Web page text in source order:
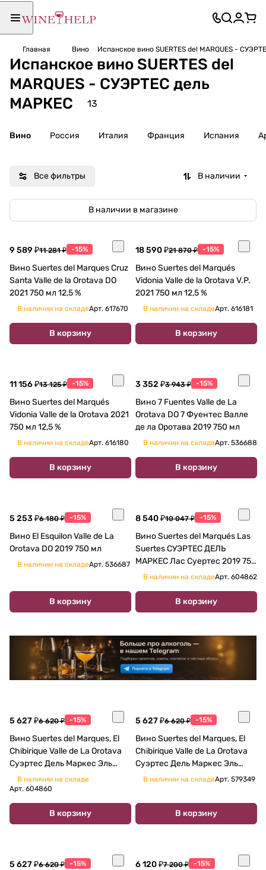
Главная Вино Испанское вино SUERTES del MARQUES -
Испанское вино SUERTES del
MARQUES - СУЭРТЕС дель
МАРКЕС
13
Вино Россия Италия Франция Испания
Все фильтры В наличии
В наличии в магазине
9 589 ₽11 281 ₽ -15%
Вино Suertes del Marques Cruz
Santa Valle de la Orotava DO
2021 750 мл 12,5 %
В наличии на складеАрт. 617670
В корзину
18 590 ₽21 870 ₽ -15%
Вино Suertes del Marqués
Vidonia Valle de la Orotava V.P.
2021 750 мл 12,5 %
В наличии на складеАрт. 616181
В корзину
11 156 ₽13 125 ₽ -15%
Вино Suertes del Marqués
Vidonia Valle de la Orotava 2021
750 мл 12,5 %
В наличии на складеАрт. 616180
В корзину
3 352 ₽3 943 ₽ -15%
Вино 7 Fuentes Valle de La
Orotava DO 7 Фуентес Валле
де ла Оротава 2019 750 мл
В наличии на складеАрт. 536688
В корзину
5 253 ₽6 180 ₽ -15%
Вино El Esquilon Valle de La
Orotava DO 2019 750 мл
В наличии на складеАрт. 536687
В корзину
8 540 ₽10 047 ₽ -15%
Вино Suertes del Marqués Las
Suertes СУЭРТЕС ДЕЛЬ
МАРКЕС Лас Суертес 2019 750
млВ наличии на складеАрт. 604862
В корзину
5 627 ₽6 620 ₽ -15%
Вино Suertes del Marques, El
Chibirique Valle de La Orotava
Суэртес Дель Маркес Эль
Чибирике Валле де ла
В наличии на складе
Арт. 604860
В корзину
5 627 ₽6 620 ₽ -15%
Вино Suertes del Marques, El
Chibirique Valle de La Orotava
Суэртес Дель Маркес Эль
Чибирике Валле де ла
В наличии на складеАрт. 579349
В корзину
5 627 ₽6 620 ₽ -15% 6 120 ₽7 200 ₽ -15%